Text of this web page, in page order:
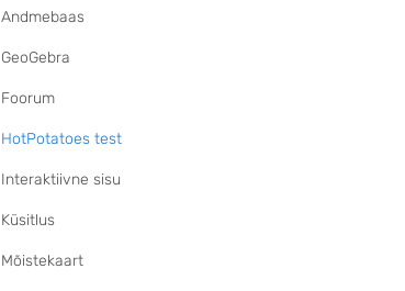
Andmebaas
GeoGebra
Foorum
HotPotatoes test
Interaktiivne sisu
Küsitlus
Mõistekaart